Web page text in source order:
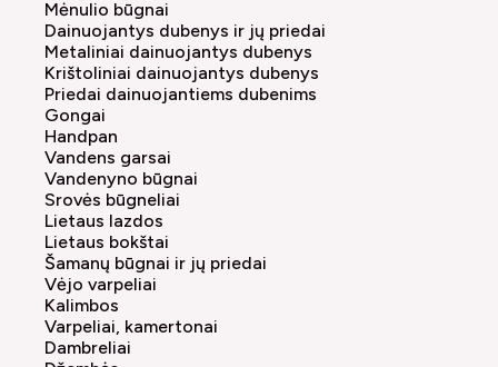
Mėnulio būgnai
Dainuojantys dubenys ir jų priedai
Metaliniai dainuojantys dubenys
Krištoliniai dainuojantys dubenys
Priedai dainuojantiems dubenims
Gongai
Handpan
Vandens garsai
Vandenyno būgnai
Srovės būgneliai
Lietaus lazdos
Lietaus bokštai
Šamanų būgnai ir jų priedai
Vėjo varpeliai
Kalimbos
Varpeliai, kamertonai
Dambreliai